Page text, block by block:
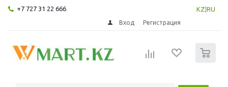
+7 727 31 22 666 KZ RU
Вход Регистрация